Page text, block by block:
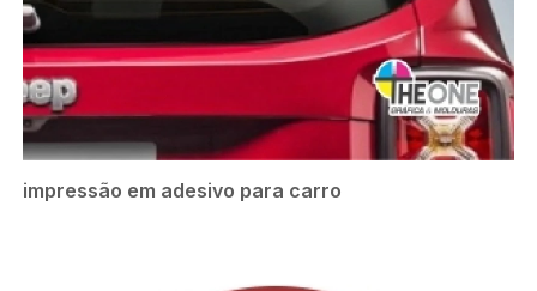
impressão em adesivo para carro